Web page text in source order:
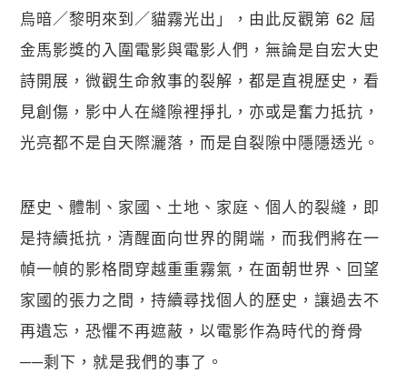
烏暗／黎明來到／貓霧光出」，由此反觀第 62 屆
金馬影獎的入圍電影與電影人們，無論是自宏大史
詩開展，微觀生命敘事的裂解，都是直視歷史，看
見創傷，影中人在縫隙裡掙扎，亦或是奮力抵抗，
光亮都不是自天際灑落，而是自裂隙中隱隱透光。
歷史、體制、家國、土地、家庭、個人的裂縫，即
是持續抵抗，清醒面向世界的開端，而我們將在一
幀一幀的影格間穿越重重霧氣，在面朝世界、回望
家國的張力之間，持續尋找個人的歷史，讓過去不
再遺忘，恐懼不再遮蔽，以電影作為時代的脊骨
──剩下，就是我們的事了。